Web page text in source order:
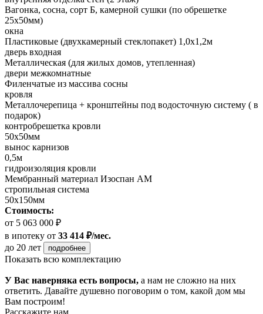
Вагонка, сосна, сорт Б, камерной сушки (по обрешетке
25х50мм)
окна
Пластиковые (двухкамерный стеклопакет) 1,0х1,2м
дверь входная
Металлическая (для жилых домов, утепленная)
двери межкомнатные
Филенчатые из массива сосны
кровля
Металлочерепица + кронштейны под водосточную систему ( в
подарок)
контробрешетка кровли
50х50мм
вынос карнизов
0,5м
гидроизоляция кровли
Мембранный материал Изоспан АМ
стропильная система
50х150мм
Стоимость:
от 5 063 000 ₽
в ипотеку от 33 414 ₽/мес.
до 20 лет
подробнее
Показать всю комплектацию
У Вас наверняка есть вопросы, а нам не сложно на них
ответить. Давайте душевно поговорим о том, какой дом мы
Вам построим!
Расскажите нам,